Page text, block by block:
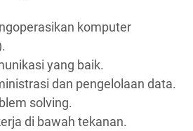
komputer
yang baik.
dan pengelolaan data.
solving.
di bawah tekanan.